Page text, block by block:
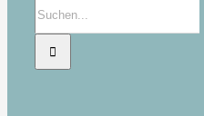
Suche
nach: